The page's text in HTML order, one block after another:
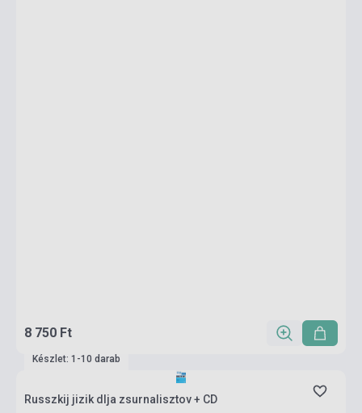
8 750 Ft
Készlet: 1-10 darab
Russzkij jizik dlja zsurnalisztov + CD